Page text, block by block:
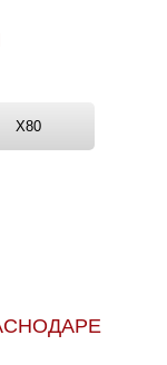
X80